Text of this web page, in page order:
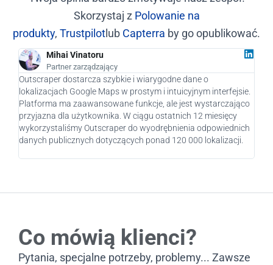
Skorzystaj z Polowanie na
produkty, Trustpilot lub Capterra by go opublikować.
Mihai Vinatoru
Partner zarządzający
Outscraper dostarcza szybkie i wiarygodne dane o
lokalizacjach Google Maps w prostym i intuicyjnym interfejsie.
Platforma ma zaawansowane funkcje, ale jest wystarczająco
przyjazna dla użytkownika. W ciągu ostatnich 12 miesięcy
wykorzystaliśmy Outscraper do wyodrębnienia odpowiednich
danych publicznych dotyczących ponad 120 000 lokalizacji.
Co mówią klienci?
Pytania, specjalne potrzeby, problemy... Zawsze